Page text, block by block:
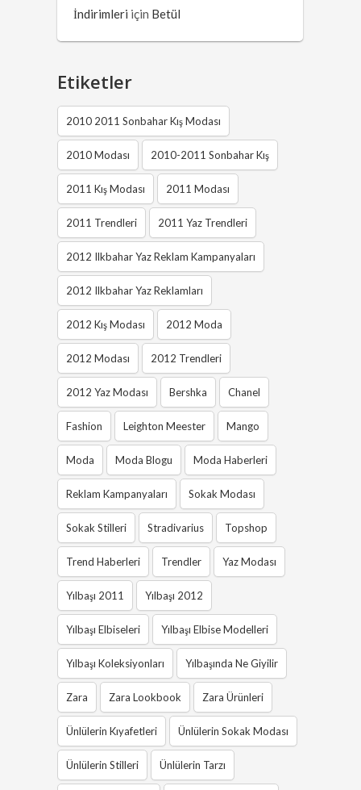
İndirimleri için Betül
Etiketler
2010 2011 Sonbahar Kış Modası
2010 Modası 2010-2011 Sonbahar Kış
2011 Kış Modası 2011 Modası
2011 Trendleri 2011 Yaz Trendleri
2012 Ilkbahar Yaz Reklam Kampanyaları
2012 Ilkbahar Yaz Reklamları
2012 Kış Modası 2012 Moda
2012 Modası 2012 Trendleri
2012 Yaz Modası Bershka Chanel
Fashion Leighton Meester Mango
Moda Moda Blogu Moda Haberleri
Reklam Kampanyaları Sokak Modası
Sokak Stilleri Stradivarius Topshop
Trend Haberleri Trendler Yaz Modası
Yılbaşı 2011 Yılbaşı 2012
Yılbaşı Elbiseleri Yılbaşı Elbise Modelleri
Yılbaşı Koleksiyonları Yılbaşında Ne Giyilir
Zara Zara Lookbook Zara Ürünleri
Ünlülerin Kıyafetleri Ünlülerin Sokak Modası
Ünlülerin Stilleri Ünlülerin Tarzı